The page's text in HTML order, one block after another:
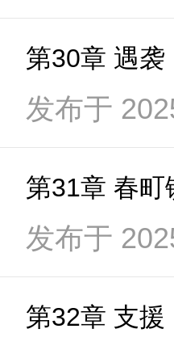
第30章 遇袭
发布于
第31章 春町
发布于
第32章 支援